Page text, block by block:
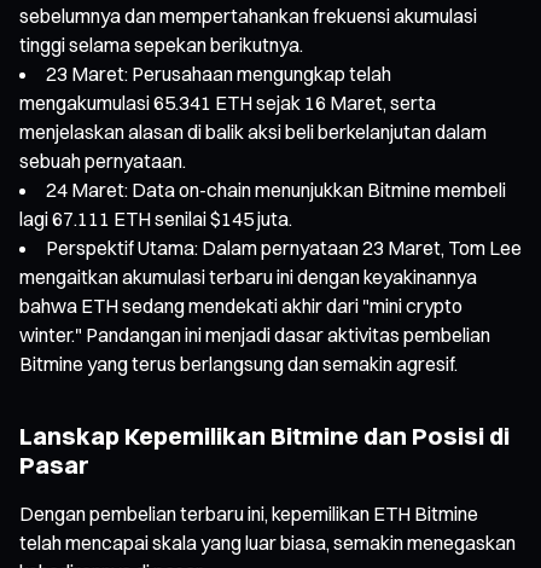
sebelumnya dan mempertahankan frekuensi akumulasi
tinggi selama sepekan berikutnya.
23 Maret: Perusahaan mengungkap telah
mengakumulasi 65.341 ETH sejak 16 Maret, serta
menjelaskan alasan di balik aksi beli berkelanjutan dalam
sebuah pernyataan.
24 Maret: Data on-chain menunjukkan Bitmine membeli
lagi 67.111 ETH senilai $145 juta.
Perspektif Utama: Dalam pernyataan 23 Maret, Tom Lee
mengaitkan akumulasi terbaru ini dengan keyakinannya
bahwa ETH sedang mendekati akhir dari "mini crypto
winter." Pandangan ini menjadi dasar aktivitas pembelian
Bitmine yang terus berlangsung dan semakin agresif.
Lanskap Kepemilikan Bitmine dan Posisi di
Pasar
Dengan pembelian terbaru ini, kepemilikan ETH Bitmine
telah mencapai skala yang luar biasa, semakin menegaskan